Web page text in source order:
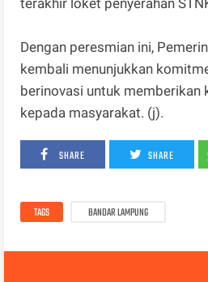
Dengan peresmian ini,
kembali menunjukkan
berinovasi untuk memberikan
kepada masyarakat. (j).
SHARE SHARE
TAGS BANDAR LAMPUNG